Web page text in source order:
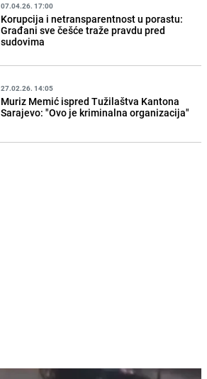
07.04.26. 17:00
Korupcija i netransparentnost u porastu:
Građani sve češće traže pravdu pred
sudovima
27.02.26. 14:05
Muriz Memić ispred Tužilaštva Kantona
Sarajevo: "Ovo je kriminalna organizacija"